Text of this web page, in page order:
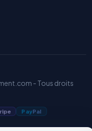
- Tous droits
PayPal